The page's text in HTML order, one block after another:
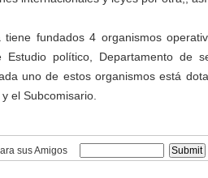
tiene fundados 4 organismos
Estudio político, Departamento de
uno de estos organismos está
el Subcomisario.
sus Amigos